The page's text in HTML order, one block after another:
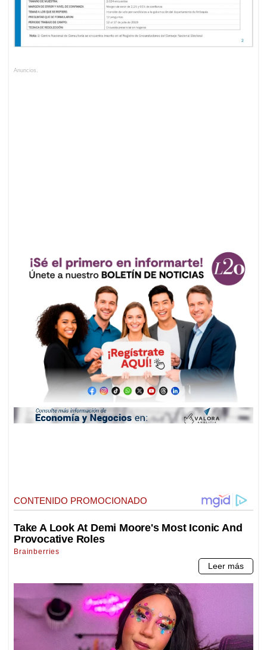
Anuncios.